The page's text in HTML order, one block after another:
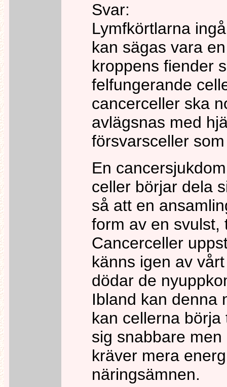
Svar:
Lymfkörtlarna
kan sägas vara
kroppens fiender
felfungerande
cancerceller ska
avlägsnas med
försvarsceller
En
celler börjar dela
så att en
form av en
Cancerceller
känns igen av
dödar de
Ibland kan denna
kan cellerna
sig snabbare
kräver mera
näringsämnen.